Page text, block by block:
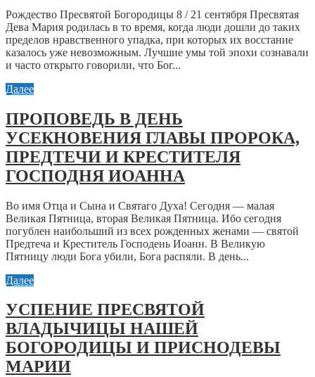
Рождество Пресвятой Богородицы 8 / 21 сентября Пресвятая
Дева Мария родилась в то время, когда люди дошли до таких
пределов нравственного упадка, при которых их восстание
казалось уже невозможным. Лучшие умы той эпохи сознавали
и часто открыто говорили, что Бог...
Далее
ПРОПОВЕДЬ В ДЕНЬ
УСЕКНОВЕНИЯ ГЛАВЫ ПРОРОКА,
ПРЕДТЕЧИ И КРЕСТИТЕЛЯ
ГОСПОДНЯ ИОАННА
Во имя Отца и Сына и Святаго Духа! Сегодня — малая
Великая Пятница, вторая Великая Пятница. Ибо сегодня
погублен наибольший из всех рожденных женами — святой
Предтеча и Креститель Господень Иоанн. В Великую
Пятницу люди Бога убили, Бога распяли. В день...
Далее
УСПЕНИЕ ПРЕСВЯТОЙ
ВЛАДЫЧИЦЫ НАШЕЙ
БОГОРОДИЦЫ И ПРИСНОДЕВЫ
МАРИИ